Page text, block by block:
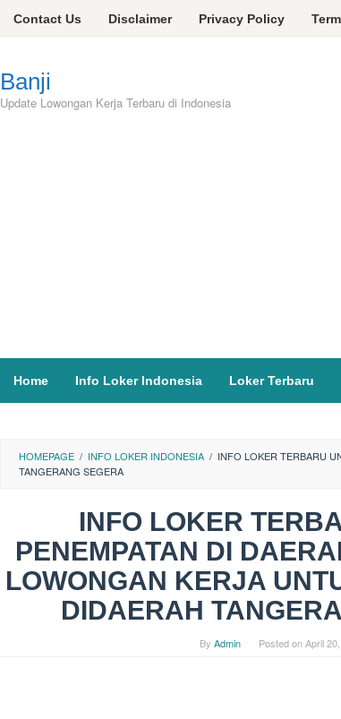
Contact Us Disclaimer Privacy Policy
Banji
Update Lowongan Kerja Terbaru di Indonesia
Home Info Loker Indonesia Loker Terbaru
HOMEPAGE / INFO LOKER INDONESIA / INFO LOKER TERBARU
TANGERANG SEGERA
INFO LOKER
PENEMPATAN DI
LOWONGAN KERJA
DIDAERAH
By Admin Posted onApril